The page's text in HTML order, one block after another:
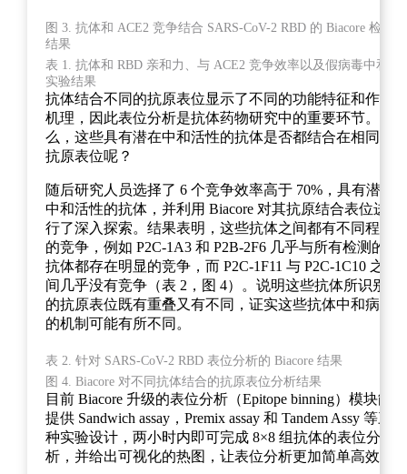
图 3. 抗体和 ACE2 竞争结合 SARS-CoV-2 RBD 的 Biacore 检测
结果
表 1. 抗体和 RBD 亲和力、与 ACE2 竞争效率以及假病毒中和
实验结果
抗体结合不同的抗原表位显示了不同的功能特征和作用
机理，因此表位分析是抗体药物研究中的重要环节。那
么，这些具有潜在中和活性的抗体是否都结合在相同的
抗原表位呢？
随后研究人员选择了 6 个竞争效率高于 70%，具有潜在
中和活性的抗体，并利用 Biacore 对其抗原结合表位进
行了深入探索。结果表明，这些抗体之间都有不同程度
的竞争，例如 P2C-1A3 和 P2B-2F6 几乎与所有检测的
抗体都存在明显的竞争，而 P2C-1F11 与 P2C-1C10 之
间几乎没有竞争（表 2，图 4）。说明这些抗体所识别
的抗原表位既有重叠又有不同，证实这些抗体中和病毒
的机制可能有所不同。
表 2. 针对 SARS-CoV-2 RBD 表位分析的 Biacore 结果
图 4. Biacore 对不同抗体结合的抗原表位分析结果
目前 Biacore 升级的表位分析（Epitope binning）模块能
提供 Sandwich assay，Premix assay 和 Tandem Assy 等三
种实验设计，两小时内即可完成 8×8 组抗体的表位分
析，并给出可视化的热图，让表位分析更加简单高效。